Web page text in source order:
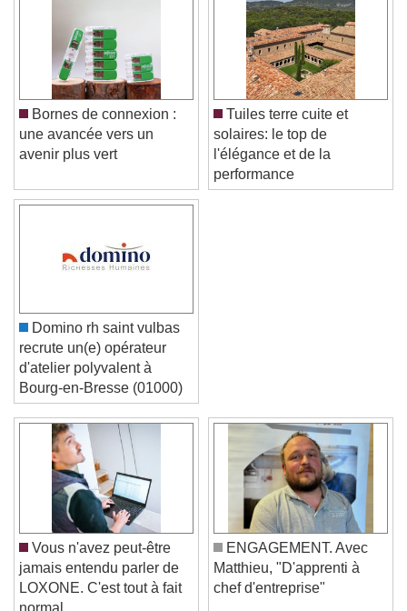
Video Player is loading.
Play Video
Play
Skip Backward
Skip Forward
Unmute
Current Time0:00
/
Duration-:-
Bornes de connexion :
une avancée vers un
Tuiles terre cuite et
solaires: le top de
l'élégance et de la
performance
Domino rh saint vulbas
recrute un(e) opérateur
d'atelier polyvalent à
Bourg-en-Bresse (01000)
Vous n'avez peut-être
jamais entendu parler de
LOXONE. C'est tout à fait
ENGAGEMENT. Avec
Matthieu, "D'apprenti à